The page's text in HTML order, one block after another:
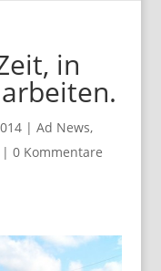
in
| Ad News,
0 Kommentare